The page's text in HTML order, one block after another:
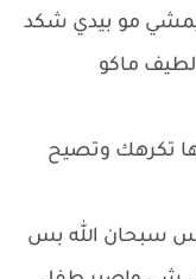
مو بيدي شكد
ماكو
تكرهك وتصيح
سبحان الله بس